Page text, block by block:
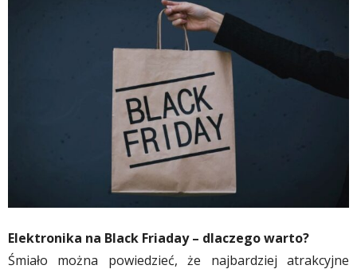
Elektronika na Black Friaday – dlaczego warto?
Śmiało można powiedzieć, że najbardziej atrakcyjne